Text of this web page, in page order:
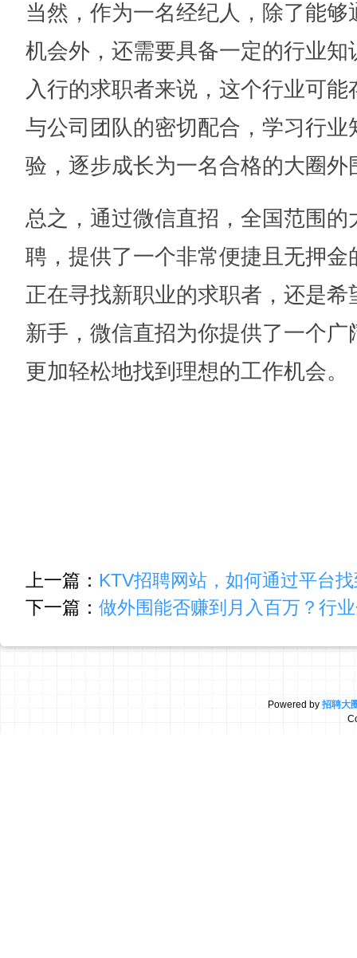
当然，作为一名经纪人，除了能
机会外，还需要具备一定的行业
入行的求职者来说，这个行业可
与公司团队的密切配合，学习行
验，逐步成长为一名合格的大圈
总之，通过微信直招，全国范围
聘，提供了一个非常便捷且无押
正在寻找新职业的求职者，还是
新手，微信直招为你提供了一个
更加轻松地找到理想的工作机会。
上一篇： KTV招聘网站，如何通过平台
下一篇： 做外围能否赚到月入百万？行
Powered by招聘大